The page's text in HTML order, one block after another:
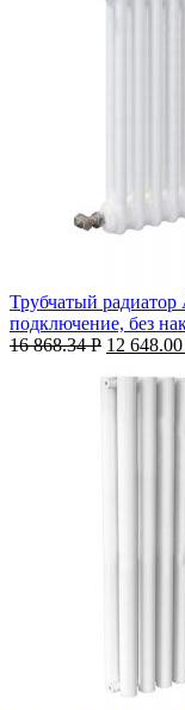
Трубчатый радиатор
подключение, без
16 868.34Р 12 648.00